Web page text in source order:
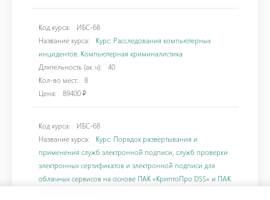
Код курса:
ИБС-68
Название курса:
Курс: Расследования компьютерных
инцидентов. Компьютерная криминалистика
Длительность (ак.ч):
40
Кол-во мест:
8
Цена:
89400 ₽
Код курса:
ИБС-68
Название курса:
Курс: Порядок развертывания и
применения служб электронной подписи, служб проверки
электронных сертификатов и электронной подписи для
облачных сервисов на основе ПАК «КриптоПро DSS» и ПАК